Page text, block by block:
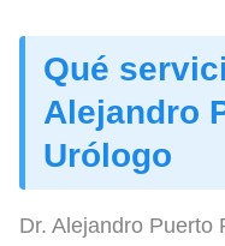
Qué
Alejandro
Urólogo
Dr. Alejandro Puerto